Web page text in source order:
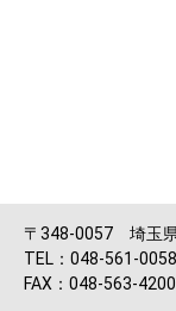
〒348-0057 埼玉
TEL：048-561-0058
FAX：048-563-4200